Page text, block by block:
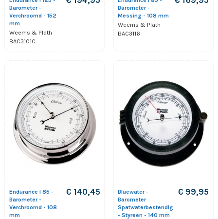
Barometer -
Verchroomd - 152
mm
Weems & Plath
BAC3101C
Barometer -
Messing - 108 mm
Weems & Plath
BAC3116
Endurance I 85 -
Barometer -
Verchroomd - 108
mm
€ 140,45
Bluewater -
Barometer
Spatwaterbestendig
- Styreen - 140 mm
€ 99,95